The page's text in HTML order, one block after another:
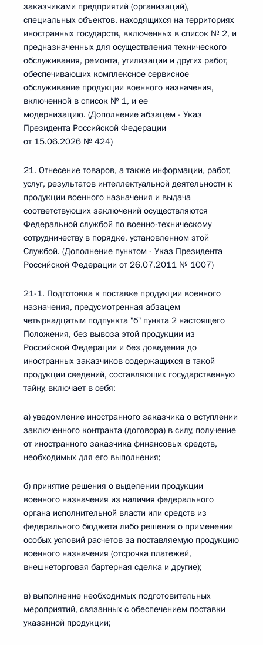
заказчиками предприятий (организаций),
специальных объектов, находящихся на территориях
иностранных государств, включенных в список № 2, и
предназначенных для осуществления технического
обслуживания, ремонта, утилизации и других работ,
обеспечивающих комплексное сервисное
обслуживание продукции военного назначения,
включенной в список № 1, и ее
модернизацию. (Дополнение абзацем - Указ
Президента Российской Федерации
от 15.06.2026 № 424)
21. Отнесение товаров, а также информации, работ,
услуг, результатов интеллектуальной деятельности к
продукции военного назначения и выдача
соответствующих заключений осуществляются
Федеральной службой по военно-техническому
сотрудничеству в порядке, установленном этой
Службой. (Дополнение пунктом - Указ Президента
Российской Федерации от 26.07.2011 № 1007)
21-1. Подготовка к поставке продукции военного
назначения, предусмотренная абзацем
четырнадцатым подпункта "б" пункта 2 настоящего
Положения, без вывоза этой продукции из
Российской Федерации и без доведения до
иностранных заказчиков содержащихся в такой
продукции сведений, составляющих государственную
тайну, включает в себя:
а) уведомление иностранного заказчика о вступлении
заключенного контракта (договора) в силу, получение
от иностранного заказчика финансовых средств,
необходимых для его выполнения;
б) принятие решения о выделении продукции
военного назначения из наличия федерального
органа исполнительной власти или средств из
федерального бюджета либо решения о применении
особых условий расчетов за поставляемую продукцию
военного назначения (отсрочка платежей,
внешнеторговая бартерная сделка и другие);
в) выполнение необходимых подготовительных
мероприятий, связанных с обеспечением поставки
указанной продукции;